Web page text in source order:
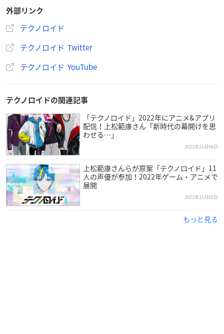
アニメーション制作：動画工房
ゲーム開発・運営：ワンダープラネット
原作表記：芝浦アンドロイド研究室
※敬称略
テクノロイド ユニゾンハート
【ジャンル】
「kokoro」を育むパズルアドベンチャー
【配信時期】
2022年1月21日(金)予定
外部リンク
テクノロイド
テクノロイド Twitter
テクノロイド YouTube
テクノロイドの関連記事
「テクノロイド」2022年にアニメ&アプリ
配信！上松範康さん「新時代の幕開けを思
わせる…」
2021年11月08日
上松範康さんらが原案「テクノロイド」11
人の声優が参加！2022年ゲーム・アニメで
展開
2021年11月02日
もっと見る